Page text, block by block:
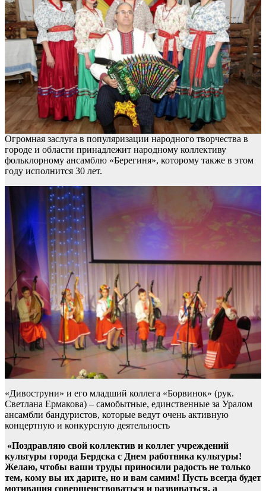
Огромная заслуга в популяризации народного творчества в
городе и области принадлежит народному коллективу
фольклорному ансамблю «Берегиня», которому также в этом
году исполнится 30 лет.
«Дивоструни» и его младший коллега «Борвинок» (рук.
Светлана Ермакова) – самобытные, единственные за Уралом
ансамбли бандуристов, которые ведут очень активную
концертную и конкурсную деятельность
«Поздравляю свой коллектив и коллег учреждений
культуры города Бердска с Днем работника культуры!
Желаю, чтобы ваши труды приносили радость не только
тем, кому вы их дарите, но и вам самим! Пусть всегда будет
мотивация совершенствоваться и развиваться, а